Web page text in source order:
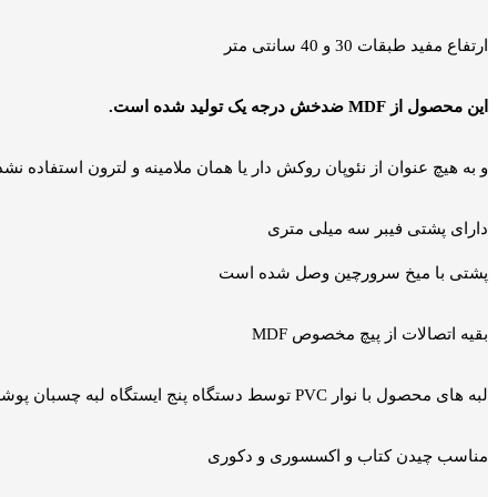
ارتفاع مفید طبقات 30 و 40 سانتی متر
این محصول از MDF ضدخش درجه یک تولید شده است.
و به هیچ عنوان از نئوپان روکش دار یا همان ملامینه و لترون استفاده
دارای پشتی فیبر سه میلی متری
پشتی با میخ سرورچین وصل شده است
بقیه اتصالات از پیچ مخصوص MDF
لبه های محصول با نوار PVC توسط دستگاه پنج ایستگاه لبه چسبان پوشش داده شده
مناسب چیدن کتاب و اکسسوری و دکوری